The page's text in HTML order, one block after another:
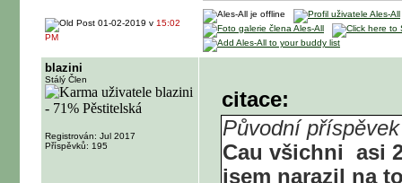
01-02-2019 v 15:02
PM
blazini
Stálý Člen
Registrován: Jul 2017
Příspěvků: 195
citace:
Původní
Cau všichni
asi
jsem narazil na